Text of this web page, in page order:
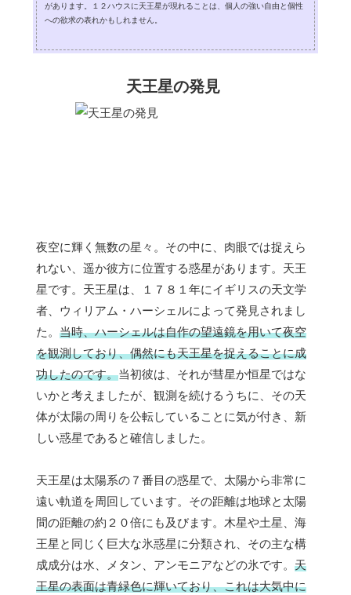
があります。１２ハウスに天王星が現れることは、個人の強い自由と個性
への欲求の表れかもしれません。
天王星の発見
夜空に輝く無数の星々。その中に、肉眼では捉えら
れない、遥か彼方に位置する惑星があります。天王
星です。天王星は、１７８１年にイギリスの天文学
者、ウィリアム・ハーシェルによって発見されまし
た。 当時、ハーシェルは自作の望遠鏡を用いて夜空
を観測しており、偶然にも天王星を捉えることに成
功したのです。当初彼は、それが彗星か恒星ではな
いかと考えましたが、観測を続けるうちに、その天
体が太陽の周りを公転していることに気が付き、新
しい惑星であると確信しました。
天王星は太陽系の７番目の惑星で、太陽から非常に
遠い軌道を周回しています。その距離は地球と太陽
間の距離の約２０倍にも及びます。木星や土星、海
王星と同じく巨大な氷惑星に分類され、その主な構
成成分は水、メタン、アンモニアなどの氷です。 天
王星の表面は青緑色に輝いており、これは大気中に